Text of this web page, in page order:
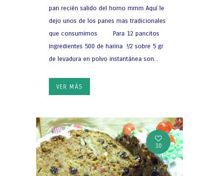
pan recién salido del horno mmm Aquí le
dejo unos de los panes mas tradicionales
que consumimos Para 12 pancitos
Ingredientes 500 de harina !/2 sobre 5 gr
de levadura en polvo instantánea son...
VER MÁS
10